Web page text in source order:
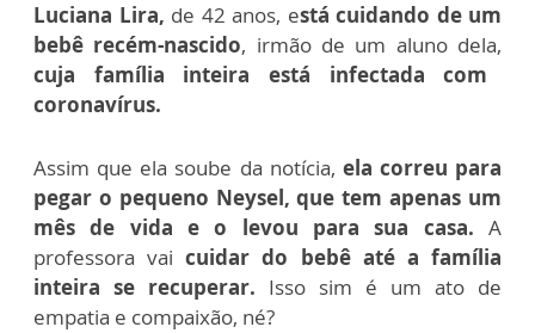
Luciana Lira, de 42 anos, está cuidando de um
bebê recém-nascido, irmão de um aluno dela,
cuja família inteira está infectada com
coronavírus.
Assim que ela soube da notícia, ela correu para
pegar o pequeno Neysel, que tem apenas um
mês de vida e o levou para sua casa. A
professora vaicuidar do bebê até a família
inteira se recuperar. Isso sim é um ato de
empatia e compaixão, né?